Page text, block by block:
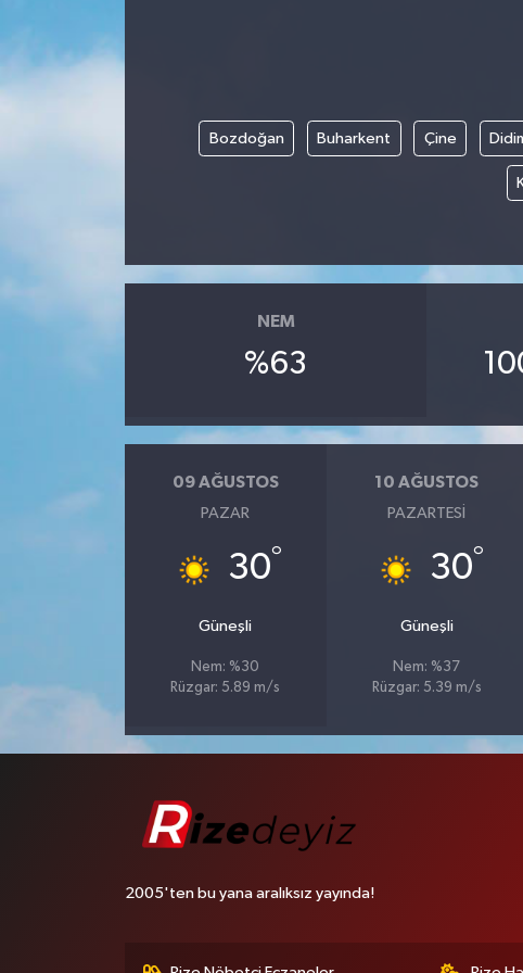
Bozdoğan Buharkent Çine
NEM
%63
09 AĞUSTOS
PAZAR
30°
Güneşli
Nem: %30
Rüzgar: 5.89 m/s
10 AĞUSTOS
PAZARTESI
30°
Güneşli
Nem: %37
Rüzgar: 5.39 m/s
2005'ten bu yana aralıksız yayında!